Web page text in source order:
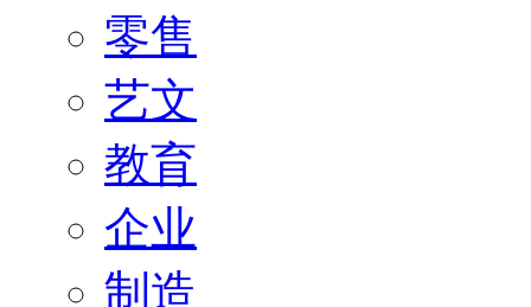
零售
艺文
教育
企业
制造